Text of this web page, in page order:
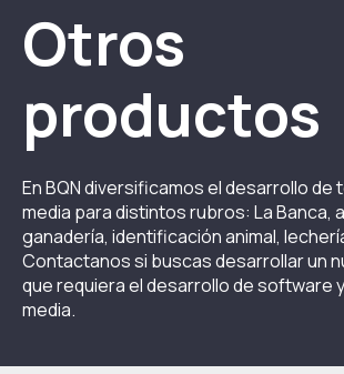
Otros
productos
En BQN diversificamos el desarrollo de
media para distintos rubros: La Banca,
ganadería, identificación animal,
Contactanos si buscas desarrollar un
que requiera el desarrollo de software
media.